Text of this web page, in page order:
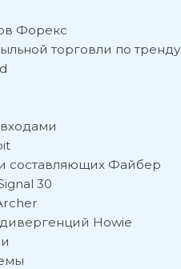
Форекс
торговли по тренду
составляющих Файбер
30
Howie